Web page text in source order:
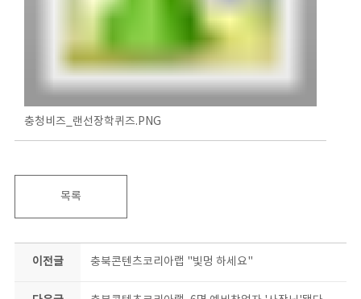
충청비즈_랜선장학퀴즈.PNG
목록
이전글 충북콘텐츠코리아랩 "빛멍 하세요"